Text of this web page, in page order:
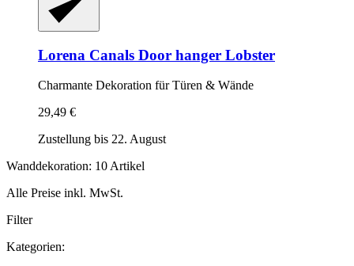
Lorena Canals Door hanger Lobster
Charmante Dekoration für Türen & Wände
29,49 €
Zustellung bis 22. August
Wanddekoration: 10 Artikel
Alle Preise inkl. MwSt.
Filter
Kategorien: